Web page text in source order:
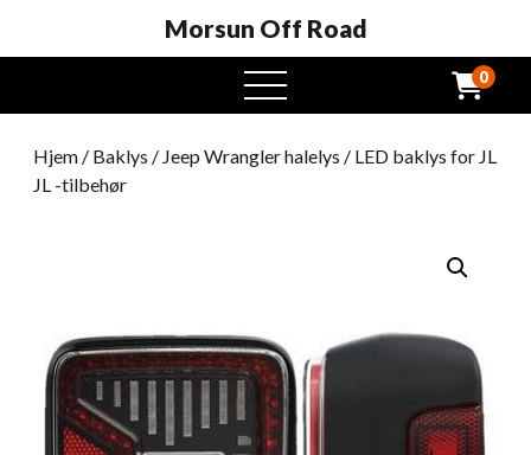
Morsun Off Road
Åpen
meny
0
Hjem / Baklys / Jeep Wrangler halelys / LED baklys for JL
JL -tilbehør